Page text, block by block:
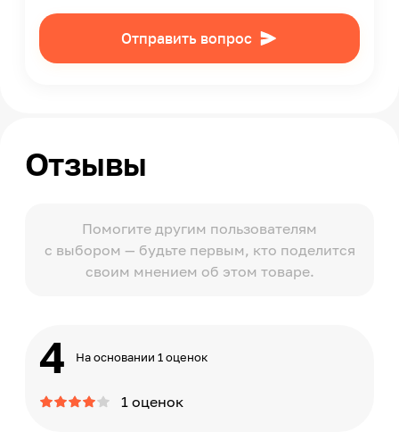
Отправить вопрос
Отзывы
Помогите другим пользователям
с выбором — будьте первым, кто поделится
своим мнением об этом товаре.
4 На основании 1 оценок
1 оценок